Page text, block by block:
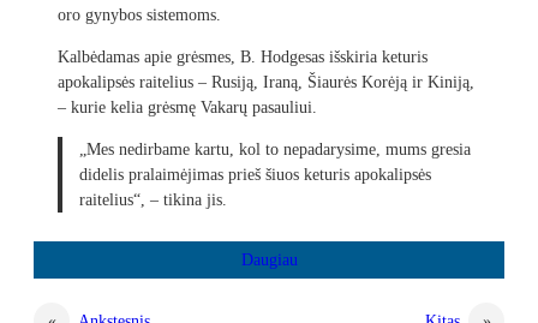
oro gynybos sistemoms.
Kalbėdamas apie grėsmes, B. Hodgesas išskiria keturis
apokalipsės raitelius – Rusiją, Iraną, Šiaurės Korėją ir Kiniją,
– kurie kelia grėsmę Vakarų pasauliui.
„Mes nedirbame kartu, kol to nepadarysime, mums gresia
didelis pralaimėjimas prieš šiuos keturis apokalipsės
raitelius“, – tikina jis.